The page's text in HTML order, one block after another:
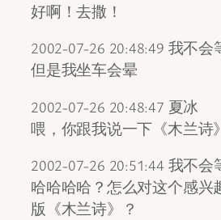
好啊！去撒！
2002-07-26 20:48:49 我不会
但是我坐车会晕
2002-07-26 20:48:47 夏冰
喂，你跟我说一下《木兰诗
2002-07-26 20:51:44 我不会
哈哈哈哈？怎么对这个感兴
版《木兰诗》？